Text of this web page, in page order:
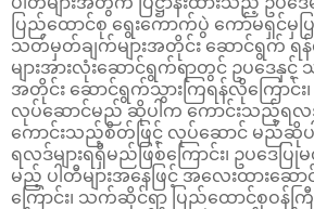
ပြည်ထောင်စု ရွေးကောက်ပွဲ ကော်မရှင်မှပြ
သတ်မှတ်ချက်များအတိုင်း ဆောင်ရွက် ရန်
များအားလုံးဆောင်ရွက်ရာတွင် ဥပဒေနှင့်
အတိုင်း ဆောင်ရွက်သွားကြရန်လိုကြောင်း
လုပ်ဆောင်မည် ဆိုပါက ကောင်းသည့်ရလဒ်မ
ကောင်းသည့်စိတ်ဖြင့် လုပ်ဆောင် မည်ဆို
ရလဒ်များရရှိမည်ဖြစ်ကြောင်း၊ ဥပဒေ
မည့် ပါတီများအနေဖြင့် အလေးထားဆေ
ကြောင်း၊ သက်ဆိုင်ရာ ပြည်ထောင်စုဝန်ကြီး